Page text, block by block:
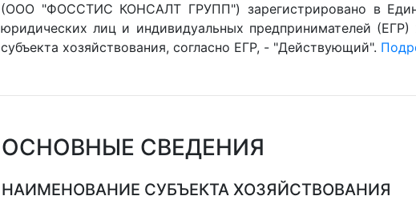
(ООО "ФОССТИС КОНСАЛТ ГРУПП") зарегистрировано в
юридических лиц и индивидуальных предпринимателей (ЕГР)
субъекта хозяйствования, согласно ЕГР, - "Действующий".
ОСНОВНЫЕ СВЕДЕНИЯ
НАИМЕНОВАНИЕ СУБЪЕКТА ХОЗЯЙСТВОВАНИЯ